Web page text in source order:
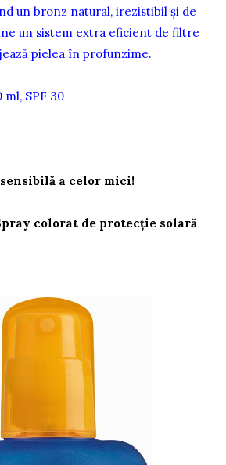
un bronz natural, irezistibil şi de
un sistem extra eficient de filtre
pielea în profunzime.
ml, SPF 30
a celor mici!
colorat de protecţie solară